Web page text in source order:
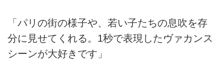
「パリの街の様子や、若い子たちの息吹を存
分に見せてくれる。1秒で表現したヴァカンス
シーンが大好きです」